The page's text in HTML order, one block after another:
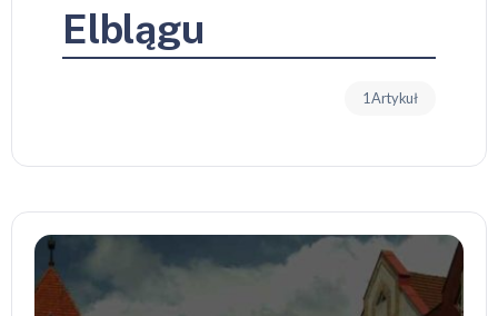
Elblągu
1 Artykuł